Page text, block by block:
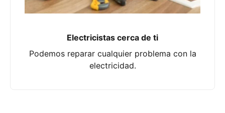
Electricistas cerca de ti
Podemos reparar cualquier problema con la
electricidad.